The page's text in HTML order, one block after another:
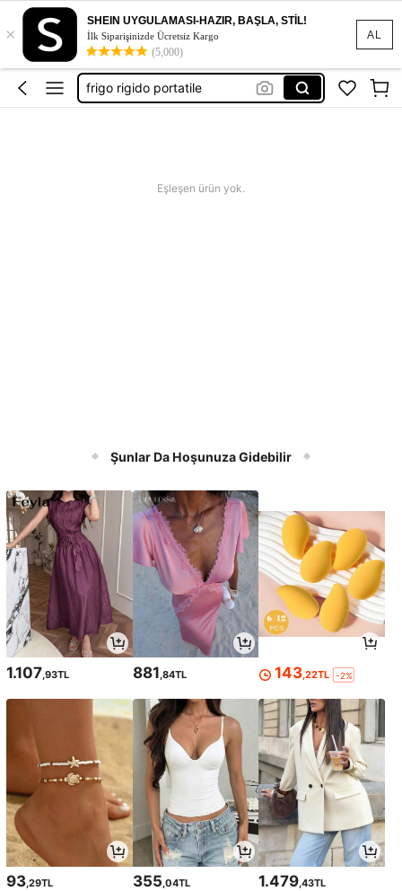
AL
×
SHEIN UYGULAMASI-HAZIR, BAŞLA, STİL!
İlk Siparişinizde Ücretsiz Kargo
(5,000)
cold box
klima
neveras de playa rigida
frigo rigido portatile
Eşleşen ürün yok.
Şunlar Da Hoşunuza Gidebilir
1.107 ,93TL 881 ,84TL 143,22TL -2%
93,29TL 355,04TL 1.479,43TL